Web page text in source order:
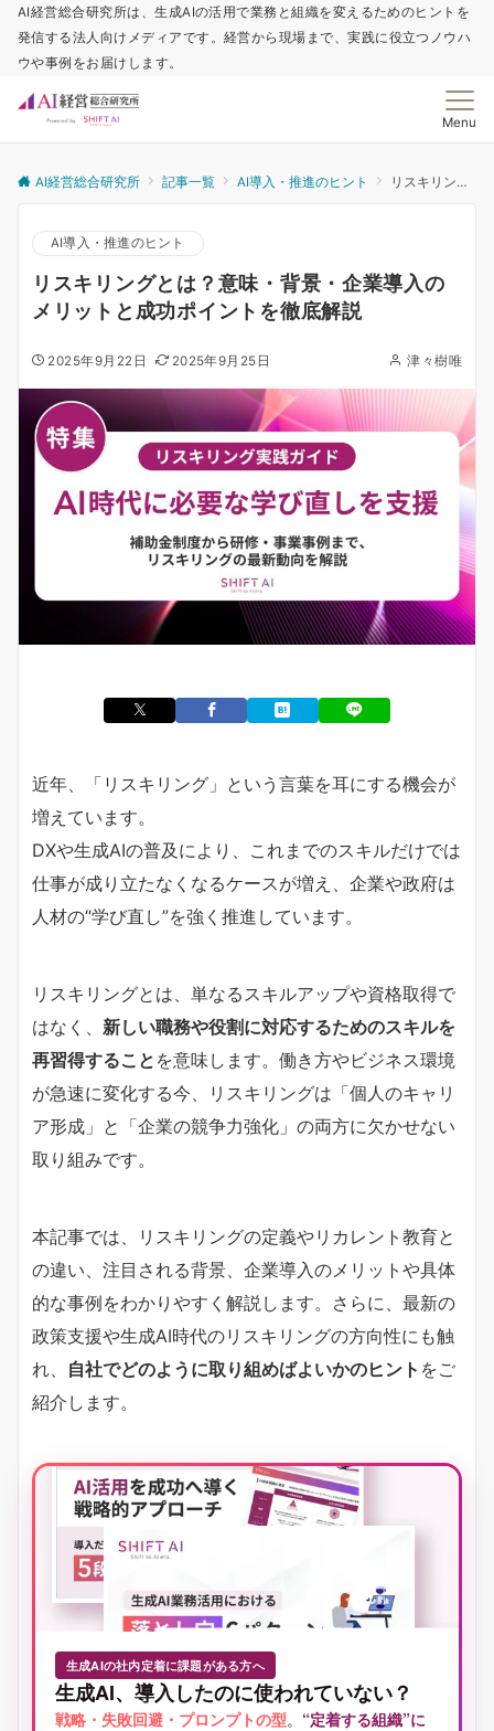
AI経営総合研究所は、生成AIの活用で業務と組織を変えるためのヒントを
発信する法人向けメディアです。経営から現場まで、実践に役立つノウハ
ウや事例をお届けします。
Menu
AI経営総合研究所 記事一覧 AI導入・推進のヒント リスキリングとは？意味・背景・企業導入のメリットと成功ポイントを徹底解説
AI導入・推進のヒント
リスキリングとは？意味・背景・企業導入の
メリットと成功ポイントを徹底解説
2025年9月22日 2025年9月25日 津々樹唯
近年、「リスキリング」という言葉を耳にする機会が
増えています。
DXや生成AIの普及により、これまでのスキルだけでは
仕事が成り立たなくなるケースが増え、企業や政府は
人材の“学び直し”を強く推進しています。
リスキリングとは、単なるスキルアップや資格取得で
はなく、 新しい職務や役割に対応するためのスキルを
再習得すること を意味します。働き方やビジネス環境
が急速に変化する今、リスキリングは「個人のキャリ
ア形成」と「企業の競争力強化」の両方に欠かせない
取り組みです。
本記事では、リスキリングの定義やリカレント教育と
の違い、注目される背景、企業導入のメリットや具体
的な事例をわかりやすく解説します。さらに、最新の
政策支援や生成AI時代のリスキリングの方向性にも触
れ、 自社でどのように取り組めばよいかのヒント をご
紹介します。
生成AIの社内定着に課題がある方へ
生成AI、導入したのに使われていない？
戦略・失敗回避・プロンプトの型。 “定着する組織”に